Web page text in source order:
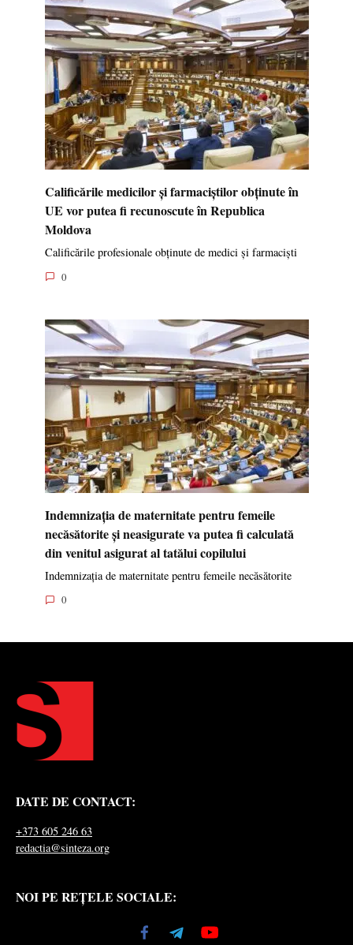
Calificările medicilor și farmaciștilor obținute în
UE vor putea fi recunoscute în Republica
Moldova
Calificările profesionale obținute de medici și farmaciști
0
Indemnizația de maternitate pentru femeile
necăsătorite și neasigurate va putea fi calculată
din venitul asigurat al tatălui copilului
Indemnizația de maternitate pentru femeile necăsătorite
0
DATE DE CONTACT:
+373 605 246 63
redactia@sinteza.org
NOI PE REȚELE SOCIALE: